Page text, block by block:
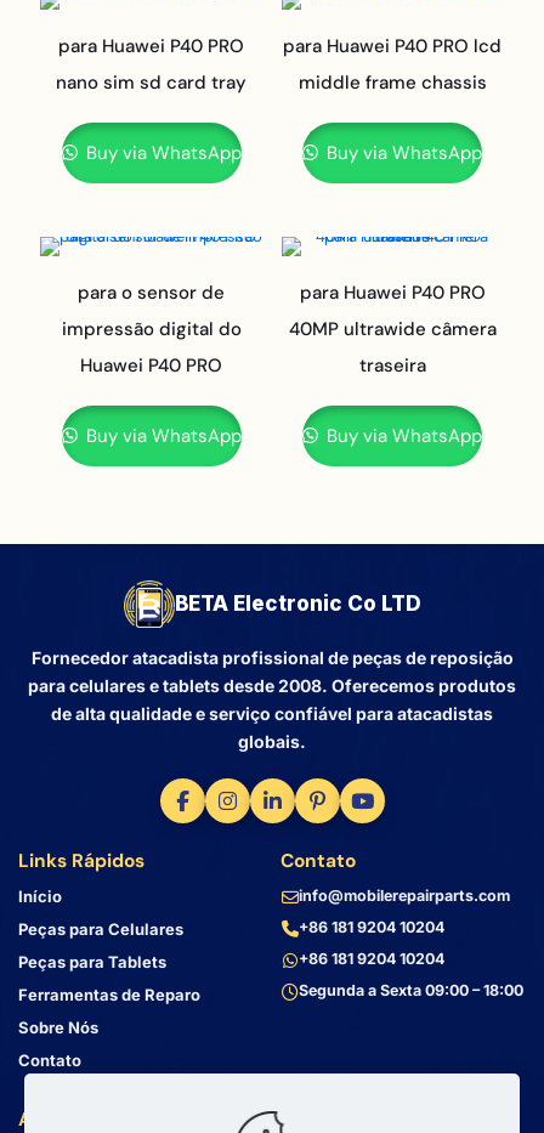
para Huawei P40 PRO
nano sim sd card tray
Buy via WhatsApp
para Huawei P40 PRO lcd
middle frame chassis
Buy via WhatsApp
para o sensor de
impressão digital do
Huawei P40 PRO
Buy via WhatsApp
para Huawei P40 PRO
40MP ultrawide câmera
traseira
Buy via WhatsApp
BETA Electronic Co LTD
Fornecedor atacadista profissional de peças de reposição
para celulares e tablets desde 2008. Oferecemos produtos
de alta qualidade e serviço confiável para atacadistas
globais.
Links Rápidos
Início
Peças para Celulares
Peças para Tablets
Ferramentas de Reparo
Sobre Nós
Contato
Atendimento ao Cliente
Contato
info@mobilerepairparts.com
+86 181 9204 10204
+86 181 9204 10204
Segunda a Sexta 09:00 – 18:00
Endereço